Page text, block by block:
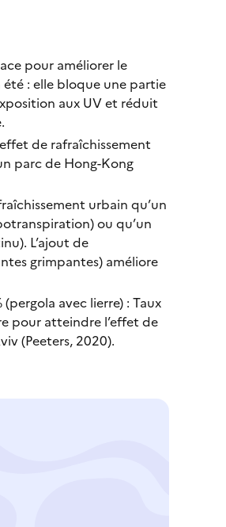
pour améliorer le
: elle bloque une partie
aux UV et réduit
de rafraîchissement
parc de Hong-Kong
urbain qu’un
ou qu’un
L’ajout de
grimpantes) améliore
avec lierre) : Taux
pour atteindre l’effet de
(Peeters, 2020).